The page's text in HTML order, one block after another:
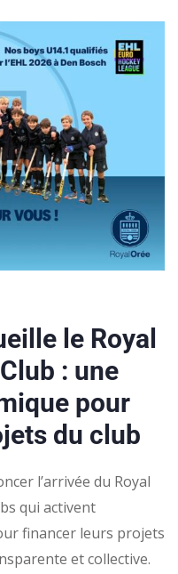
le Royal
: une
pour
du club
l’arrivée du Royal
qui activent
financer leurs projets
et collective.